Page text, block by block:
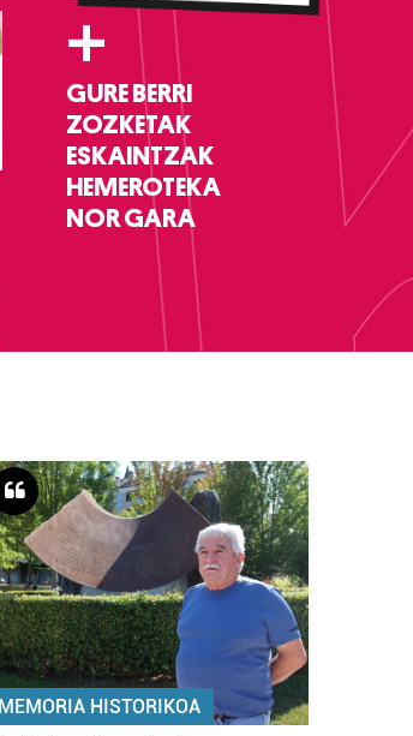
+
GURE BERRI
ZOZKETAK
ESKAINTZAK
HEMEROTEKA
NOR GARA
MEMORIA HISTORIKOA